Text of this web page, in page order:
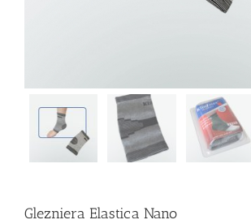
Glezniera Elastica Nano